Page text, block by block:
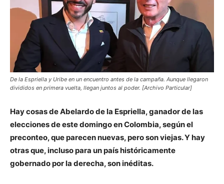
De la Espriella y Uribe en un encuentro antes de la campaña. Aunque llegaron
divididos en primera vuelta, llegan juntos al poder. [Archivo Particular]
Hay cosas de Abelardo de la Espriella, ganador de las
elecciones de este domingo en Colombia, según el
preconteo, que parecen nuevas, pero son viejas. Y hay
otras que, incluso para un país históricamente
gobernado por la derecha, son inéditas.